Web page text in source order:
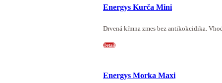
Energys Kurča Mini
Drvená kŕmna zmes bez antikokcidika.
Detail
Energys Morka Maxi